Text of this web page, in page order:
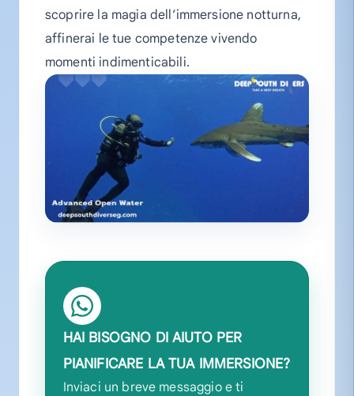
scoprire la magia dell’immersione notturna,
affinerai le tue competenze vivendo
momenti indimenticabili.
HAI BISOGNO DI AIUTO PER
PIANIFICARE LA TUA IMMERSIONE?
Inviaci un breve messaggio e ti